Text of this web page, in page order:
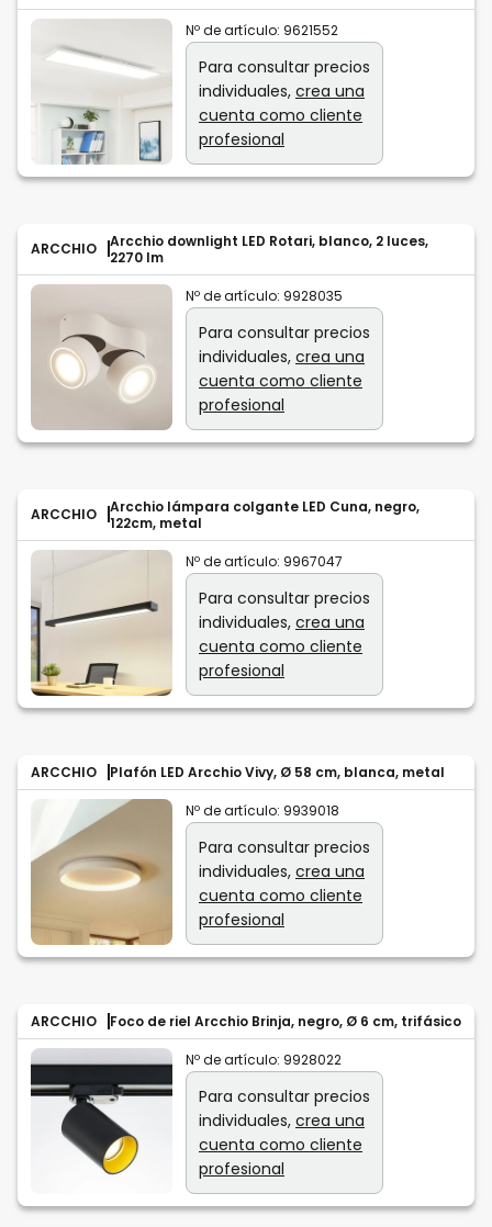
Nº de artículo: 9621552
Para consultar precios
individuales, crea una
cuenta como cliente
profesional
ARCCHIO
Arcchio downlight LED Rotari, blanco, 2 luces,
2270 lm
Nº de artículo: 9928035
Para consultar precios
individuales, crea una
cuenta como cliente
profesional
ARCCHIO
Arcchio lámpara colgante LED Cuna, negro,
122cm, metal
Nº de artículo: 9967047
Para consultar precios
individuales, crea una
cuenta como cliente
profesional
ARCCHIO Plafón LED Arcchio Vivy, Ø 58 cm, blanca, metal
Nº de artículo: 9939018
Para consultar precios
individuales, crea una
cuenta como cliente
profesional
ARCCHIO Foco de riel Arcchio Brinja, negro, Ø 6 cm, trifásico
Nº de artículo: 9928022
Para consultar precios
individuales, crea una
cuenta como cliente
profesional